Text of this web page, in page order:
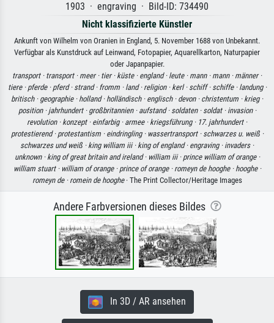
1903 · engraving · Bild-ID: 734490
Nicht klassifizierte Künstler
Ankunft von Wilhelm von Oranien in England, 5. November 1688 von Unbekannt.
Verfügbar als Kunstdruck auf Leinwand, Fotopapier, Aquarellkarton, Naturpapier
oder Japanpapier.
transport · transport · meer · tier · küste · england · leute · mann · mann · männer ·
tiere · pferde · pferd · strand · fromm · land · religion · kerl · schiff · schiffe · landung ·
britisch · geographie · holland · holländisch · englisch · devon · christentum · krieg ·
position · jahrhundert · großbritannien · aufstand · soldaten · soldat · invasion ·
revolution · konzept · einfarbig · armee · kriegsführung · 17. jahrhundert ·
protestierend · protestantism · eindringling · wassertransport · schwarzes u. weiß ·
schwarzes und weiß · king william iii · king of england · engraving · invaders ·
unknown · king of great britain and ireland · william iii · prince william of orange ·
william stuart · william of orange · prince of orange · romeyn de hooghe · hooghe ·
romeyn de · romein de hooghe· The Print Collector/Heritage Images
Andere Farbversionen dieses Bildes
In 3D / AR ansehen